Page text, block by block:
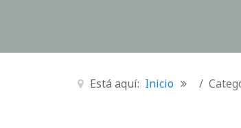
Está aquí: Inicio